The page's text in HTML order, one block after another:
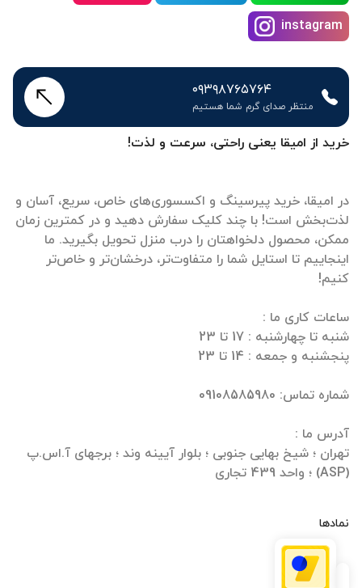
خرید از امیقا یعنی راحتی، سرعت و لذت!
در امیقا، خرید پیرسینگ و اکسسوری‌های خاص، سریع، آسان و
لذت‌بخش است! با چند کلیک سفارش دهید و در کمترین زمان
ممکن، محصول دلخواهتان را درب منزل تحویل بگیرید. ما
اینجاییم تا استایل شما را متفاوت‌تر، درخشان‌تر و خاص‌تر
تهران ؛ شیخ بهایی جنوبی ؛ بلوار آیینه وند ؛ برجهای آ.اس.پ
(ASP) ؛ واحد 439 تجاری
نمادها
instagram
۰۹۳۹۸۷۶۵۷۶۴
منتظر صدای گرم شما هستیم